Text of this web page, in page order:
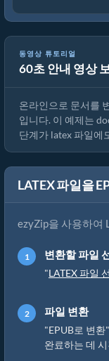
동영상 튜토리얼
60초 안내 영상
온라인으로 문서를
온라인으로 문서를
입니다. 이 예제는
단계가 latex 파일에
LATEX 파일을
ezyZip을 사용하여
변환할 파일
"LATEX 파일
파일 변환
"EPUB로 변
완료하는 데